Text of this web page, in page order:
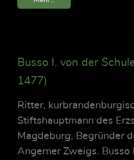
Busso I. von der
1477)
Ritter,
Stiftshauptmann des
Magdeburg, Begründer
Angerner Zweigs. Busso